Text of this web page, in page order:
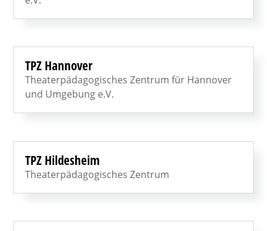
TPZ Hannover
Theaterpädagogisches Zentrum für Hannover
und Umgebung e.V.
TPZ Hildesheim
Theaterpädagogisches Zentrum